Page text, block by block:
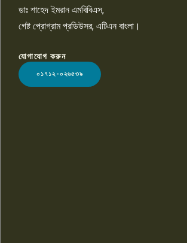
LOGO
ডাঃ শাহেদ ইমরান এমবিবিএস,
গেষ্ট প্রোগ্রাম প্রডিউসর, এটিএন বাংলা।
যোগাযোগ করুন
০১৭১২-০২৬৫৩৯